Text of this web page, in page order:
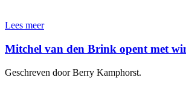
Lees meer
Mitchel van den Brink opent met
Geschreven door Berry Kamphorst.